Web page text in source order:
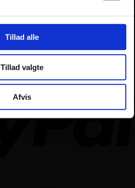
Tillad alle
Tillad valgte
Afvis